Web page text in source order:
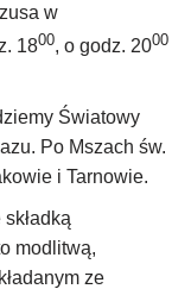
w
1800, o godz. 2000
Światowy
Po Mszach św.
i Tarnowie.
modlitwą,
ze